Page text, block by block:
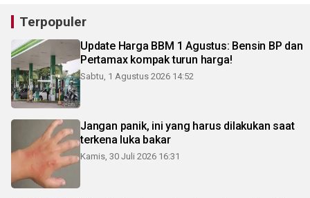
Terpopuler
Update Harga BBM 1 Agustus: Bensin BP dan
Pertamax kompak turun harga!
Sabtu, 1 Agustus 2026 14:52
Jangan panik, ini yang harus dilakukan saat
terkena luka bakar
Kamis, 30 Juli 2026 16:31